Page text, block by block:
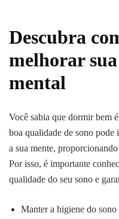
Descubra
melhorar
mental
Você sabia que dormir bem
boa qualidade de sono pode
a sua mente,
Por isso, é importante
qualidade do seu sono e
Manter a higiene do